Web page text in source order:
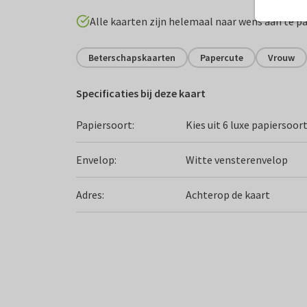
Alle kaarten zijn helemaal naar wens aan te
Beterschapskaarten Papercute Vrouw
Specificaties bij deze kaart
Papiersoort: Kies uit 6 luxe
Envelop: Witte vensterenvelop
Adres: Achterop de kaart